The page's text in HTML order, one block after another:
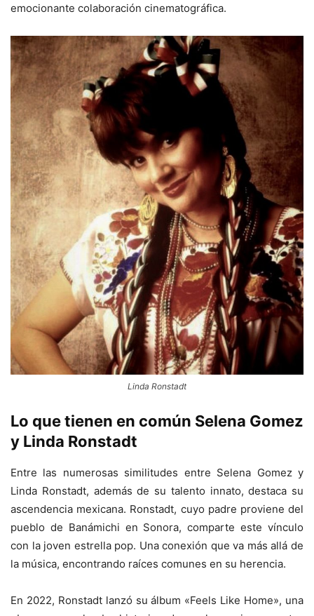
emocionante colaboración cinematográfica.
Linda Ronstadt
Lo que tienen en común Selena Gomez
y Linda Ronstadt
Entre las numerosas similitudes entre Selena Gomez y
Linda Ronstadt, además de su talento innato, destaca su
ascendencia mexicana. Ronstadt, cuyo padre proviene del
pueblo de Banámichi en Sonora, comparte este vínculo
con la joven estrella pop. Una conexión que va más allá de
la música, encontrando raíces comunes en su herencia.
En 2022, Ronstadt lanzó su álbum «Feels Like Home», una